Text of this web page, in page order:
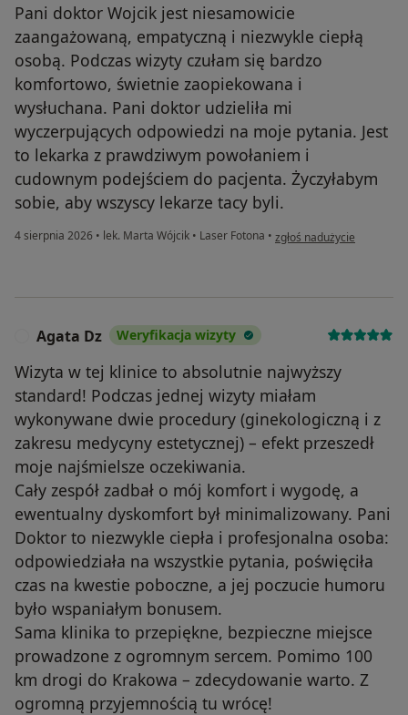
Pani doktor Wojcik jest niesamowicie
zaangażowaną, empatyczną i niezwykle ciepłą
osobą. Podczas wizyty czułam się bardzo
komfortowo, świetnie zaopiekowana i
wysłuchana. Pani doktor udzieliła mi
wyczerpujących odpowiedzi na moje pytania. Jest
to lekarka z prawdziwym powołaniem i
cudownym podejściem do pacjenta. Życzyłabym
sobie, aby wszyscy lekarze tacy byli.
4 sierpnia 2026 • lek. Marta Wójcik • Laser Fotona • w opinii użytkownika
zgłoś nadużycie
Agata Dz Weryfikacja wizyty
Wizyta w tej klinice to absolutnie najwyższy
standard! Podczas jednej wizyty miałam
wykonywane dwie procedury (ginekologiczną i z
zakresu medycyny estetycznej) – efekt przeszedł
moje najśmielsze oczekiwania.
Cały zespół zadbał o mój komfort i wygodę, a
ewentualny dyskomfort był minimalizowany. Pani
Doktor to niezwykle ciepła i profesjonalna osoba:
odpowiedziała na wszystkie pytania, poświęciła
czas na kwestie poboczne, a jej poczucie humoru
było wspaniałym bonusem.
Sama klinika to przepiękne, bezpieczne miejsce
prowadzone z ogromnym sercem. Pomimo 100
km drogi do Krakowa – zdecydowanie warto. Z
ogromną przyjemnością tu wrócę!